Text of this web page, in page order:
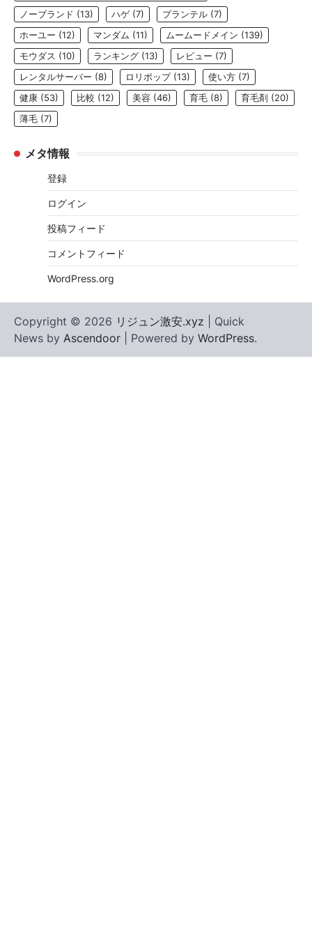
ノーブランド (13) ハゲ (7) プランテル (7)
ホーユー (12) マンダム (11) ムームードメイン (139)
モウダス (10) ランキング (13) レビュー (7)
レンタルサーバー (8) ロリポップ(13) 使い方 (7)
健康 (53) 比較 (12) 美容 (46) 育毛 (8) 育毛剤 (20)
薄毛 (7)
メタ情報
登録
ログイン
投稿フィード
コメントフィード
WordPress.org
Copyright © 2026 リジュン激安.xyz | Quick
News by Ascendoor | Powered by WordPress.